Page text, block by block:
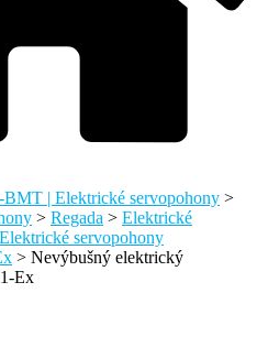
| Elektrické servopohony >
> Regada > Elektrické
Elektrické servopohony
> Nevýbušný elektrický
Ex